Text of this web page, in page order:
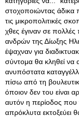
στοχοποιώντας άδικα
τις μικροπολιτικές
χθες έγιναν σε πολλές
ανδρών της Δίωξης
έψαχναν για
σύντομα θα κληθεί να
ανυπόστατα
πίσω από τη
όποιον δεν του είναι
αυτόν η περίοδος που
απρόκλυτα εκτοξεύει